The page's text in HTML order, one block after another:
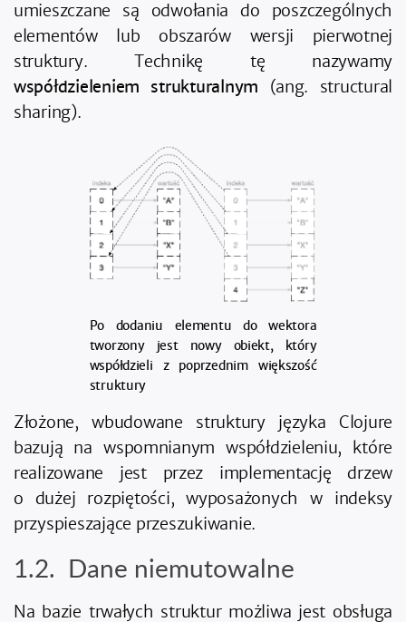
umieszczane są odwołania do poszczególnych
elementów lub obszarów wersji pierwotnej
struktury. Technikę tę nazywamy
współdzieleniem strukturalnym (ang. structural
sharing).
Po dodaniu elementu do wektora
tworzony jest nowy obiekt, który
współdzieli z poprzednim większość
struktury
Złożone, wbudowane struktury języka Clojure
bazują na wspomnianym współdzieleniu, które
realizowane jest przez implementację drzew
o dużej rozpiętości, wyposażonych w indeksy
przyspieszające przeszukiwanie.
Dane niemutowalne
Na bazie trwałych struktur możliwa jest obsługa